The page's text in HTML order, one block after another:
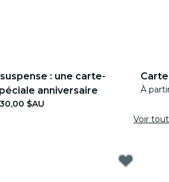
: une carte-
anniversaire
30,00 $AU
À
Voir tout